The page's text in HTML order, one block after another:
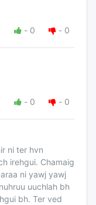
- 0 - 0
- 0 - 0
ni ter hvn
irehgui. Chamaig
ni yawj yawj
uuchlah bh
bh. Ter ved